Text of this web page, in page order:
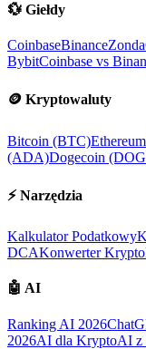
💱 Giełdy
CoinbaseBinance
BybitCoinbase vs
🪙 Kryptowaluty
Bitcoin (BTC)
(ADA)Dogecoin
⚡ Narzędzia
Kalkulator Podatkowy
DCAKonwerter Krypto
🤖 AI
Ranking AI 2026
2026AI dla KryptoAI z